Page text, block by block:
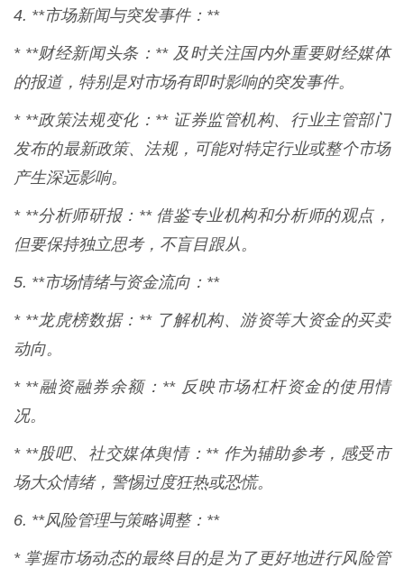
4. **市场新闻与突发事件：**
* **财经新闻头条：** 及时关注国内外重要财经媒体
的报道，特别是对市场有即时影响的突发事件。
* **政策法规变化：** 证券监管机构、行业主管部门
发布的最新政策、法规，可能对特定行业或整个市场
产生深远影响。
* **分析师研报：** 借鉴专业机构和分析师的观点，
但要保持独立思考，不盲目跟从。
5. **市场情绪与资金流向：**
* **龙虎榜数据：** 了解机构、游资等大资金的买卖
动向。
* **融资融券余额：** 反映市场杠杆资金的使用情
况。
* **股吧、社交媒体舆情：** 作为辅助参考，感受市
场大众情绪，警惕过度狂热或恐慌。
6. **风险管理与策略调整：**
* 掌握市场动态的最终目的是为了更好地进行风险管